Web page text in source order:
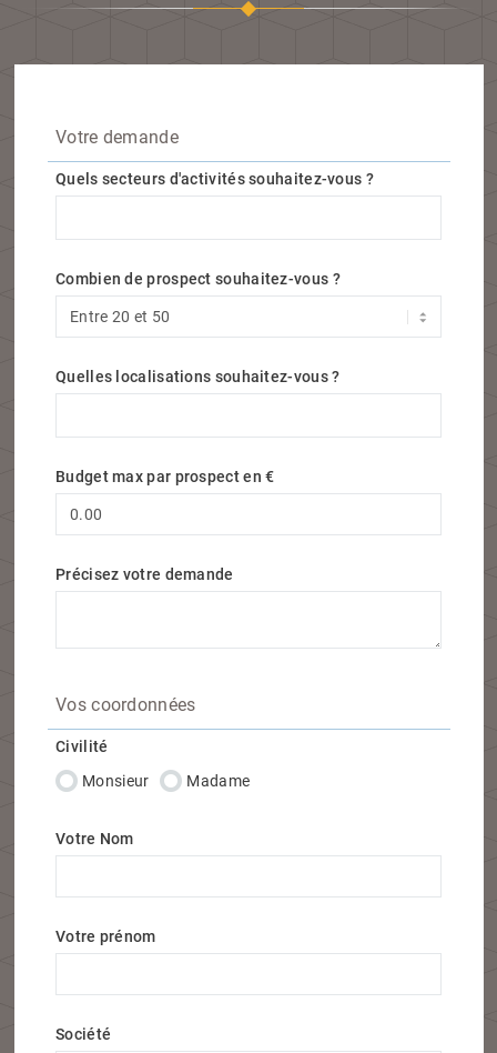
Votre demande
Quels secteurs d'activités souhaitez-vous ?
Combien de prospect souhaitez-vous ?
Quelles localisations souhaitez-vous ?
Budget max par prospect en €
Précisez votre demande
Vos coordonnées
Civilité
Monsieur
Madame
Votre Nom
Votre prénom
Société